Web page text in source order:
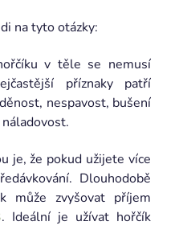
na tyto otázky:
v těle se nemusí
příznaky patří
nespavost, bušení
je, že pokud užijete více
Dlouhodobě
může zvyšovat příjem
. Ideální je užívat hořčík